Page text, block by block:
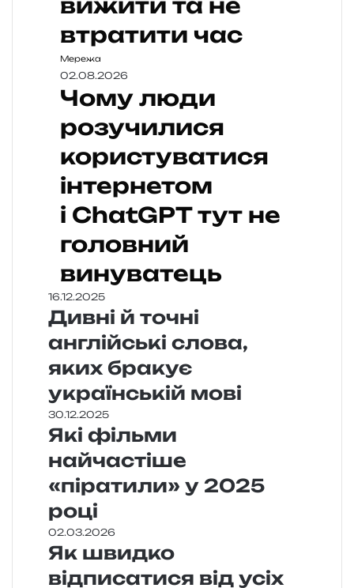
вижити та не
втратити час
Мережа
02.08.2026
Чому люди
розучилися
користуватися
інтернетом
і ChatGPT тут не
головний
винуватець
16.12.2025
Дивні й точні
англійські слова,
яких бракує
українській мові
30.12.2025
Які фільми
найчастіше
«піратили» у 2025
році
02.03.2026
Як швидко
відписатися від усіх